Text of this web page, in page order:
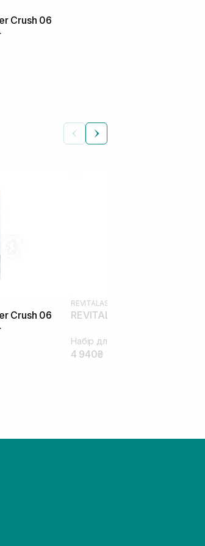
Crush 06
Crush 06
REVITALASH
REVITALASH Brow Icons Set
Набір для брів
4 940₴